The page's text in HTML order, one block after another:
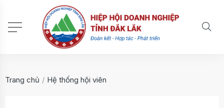
Trang chủ / Hệ thống hội viên